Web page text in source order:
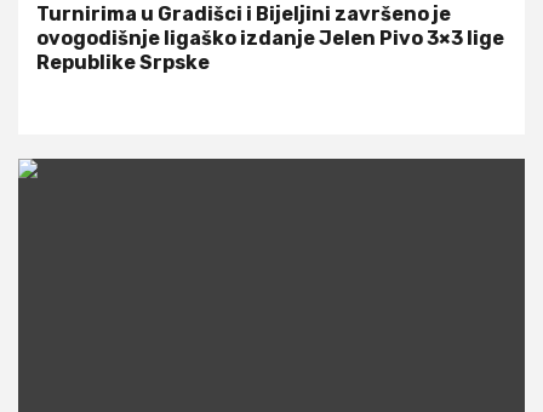
Turnirima u Gradišci i Bijeljini završeno je
ovogodišnje ligaško izdanje Jelen Pivo 3×3 lige
Republike Srpske